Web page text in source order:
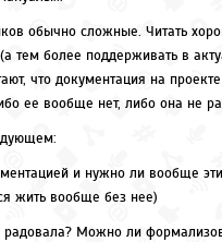
обычно сложные. Читать
тем более поддерживать в
что документация на
ее вообще нет, либо она не
и нужно ли вообще
жить вообще без нее)
радовала? Можно ли